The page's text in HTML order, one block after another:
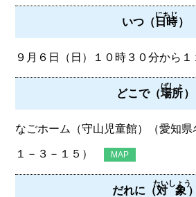
いつ（日時
にちじ
）
９月６日（日）１０時３０分から１
どこで（場所
ばしょ
）
なごホーム（守山児童館）（愛知
１－３－１５） MAP
だれに（対象
たいしょう
）